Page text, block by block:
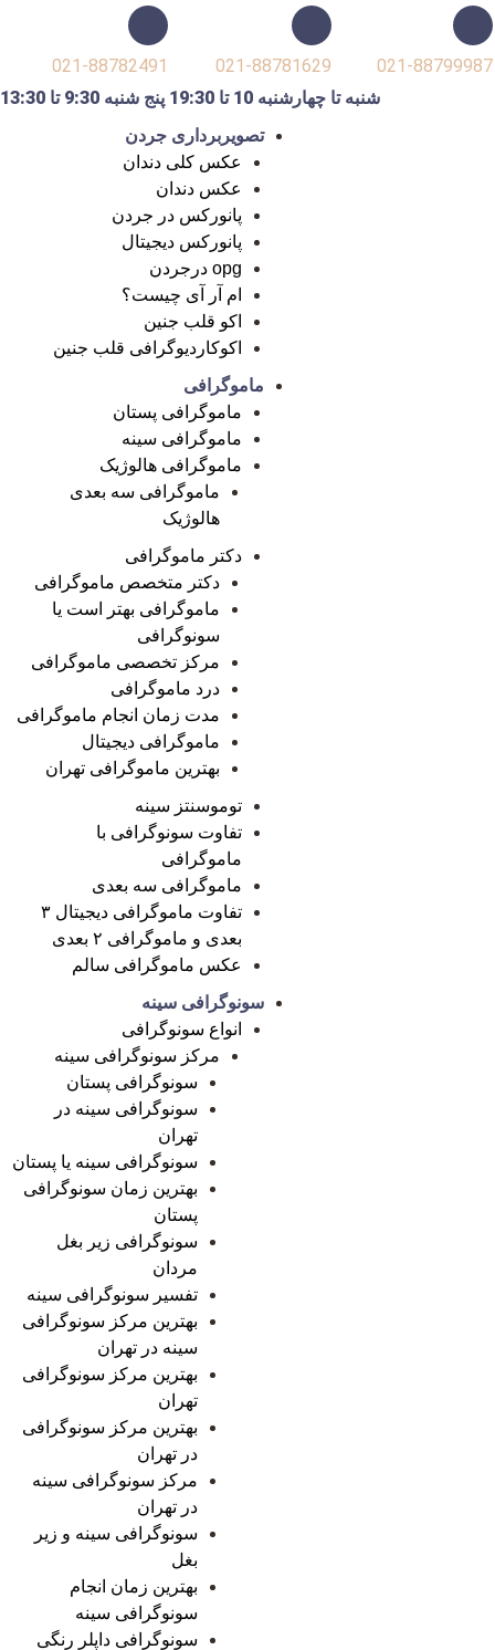
021-88799987
021-88781629
021-88782491
شنبه تا چهارشنبه 10 تا 19:30 پنج شنبه 9:30 تا 13:30
تصویربرداری جردن
عکس کلی دندان
عکس دندان
پانورکس در جردن
پانورکس دیجیتال
opg درجردن
ام آر آی چیست؟
اکو قلب جنین
اکوکاردیوگرافی قلب جنین
ماموگرافی
ماموگرافی پستان
ماموگرافی سینه
ماموگرافی هالوژیک
ماموگرافی سه بعدی
هالوژیک
دکتر ماموگرافی
دکتر متخصص ماموگرافی
ماموگرافی بهتر است یا
سونوگرافی
مرکز تخصصی ماموگرافی
درد ماموگرافی
مدت زمان انجام ماموگرافی
ماموگرافی دیجیتال
بهترین ماموگرافی تهران
توموسنتز سینه
تفاوت سونوگرافی با
ماموگرافی
ماموگرافی سه بعدی
تفاوت ماموگرافی دیجیتال ۳
بعدی و ماموگرافی ۲ بعدی
عکس ماموگرافی سالم
سونوگرافی سینه
انواع سونوگرافی
مرکز سونوگرافی سینه
سونوگرافی پستان
سونوگرافی سینه در
تهران
سونوگرافی سینه یا پستان
بهترین زمان سونوگرافی
پستان
سونوگرافی زیر بغل
مردان
تفسیر سونوگرافی سینه
بهترین مرکز سونوگرافی
سینه در تهران
بهترین مرکز سونوگرافی
تهران
بهترین مرکز سونوگرافی
در تهران
مرکز سونوگرافی سینه
در تهران
سونوگرافی سینه و زیر
بغل
بهترین زمان انجام
سونوگرافی سینه
سونوگرافی داپلر رنگی